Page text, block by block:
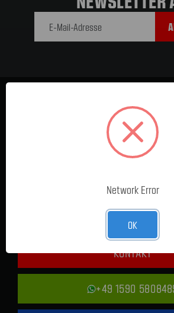
Für sämtliche Anliegen zur Lieferzeit,
Reklamationen oder Rücksendungen
KONTAKT
+49 1590
Network Error
OK